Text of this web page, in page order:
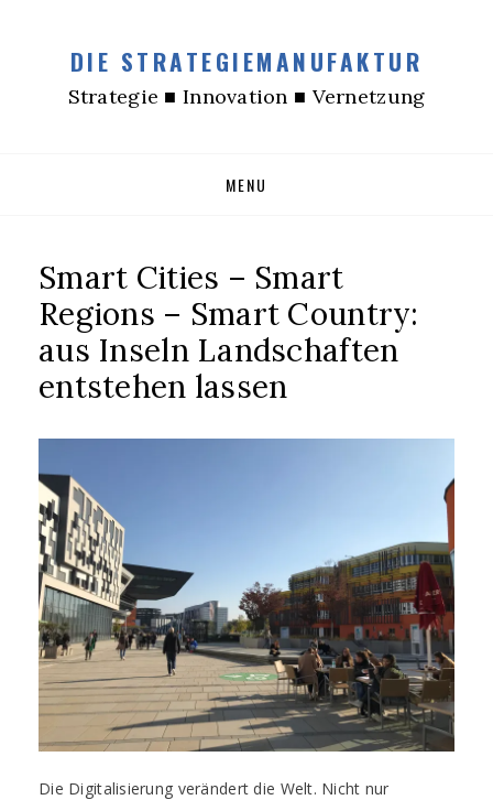
DIE STRATEGIEMANUFAKTUR
Strategie ■ Innovation ■ Vernetzung
MENU
Smart Cities – Smart
Regions – Smart Country:
aus Inseln Landschaften
entstehen lassen
Die Digitalisierung verändert die Welt. Nicht nur